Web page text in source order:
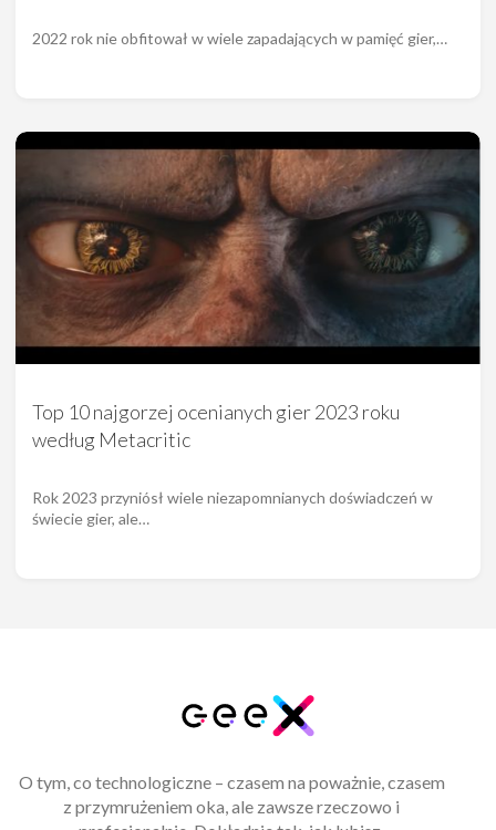
2022 rok nie obfitował w wiele zapadających w pamięć gier,…
Top 10 najgorzej ocenianych gier 2023 roku
według Metacritic
Rok 2023 przyniósł wiele niezapomnianych doświadczeń w
świecie gier, ale…
O tym, co technologiczne – czasem na poważnie, czasem
z przymrużeniem oka, ale zawsze rzeczowo i